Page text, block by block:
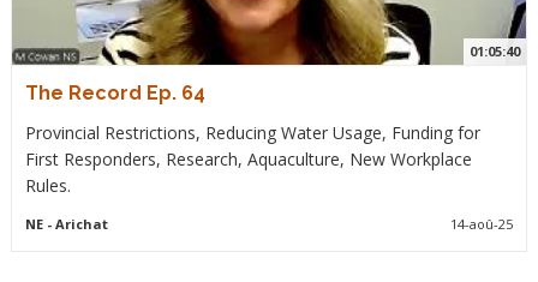
01:05:40
The Record Ep. 64
Provincial Restrictions, Reducing Water Usage, Funding for
First Responders, Research, Aquaculture, New Workplace
Rules.
NE- Arichat 14-aoû-25